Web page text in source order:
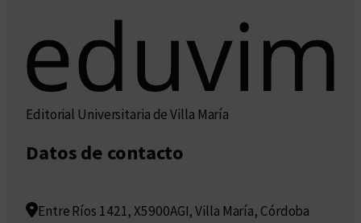
Editorial Universitaria de Villa María
Datos de contacto
Entre Ríos 1421, X5900AGI, Villa María, Córdoba